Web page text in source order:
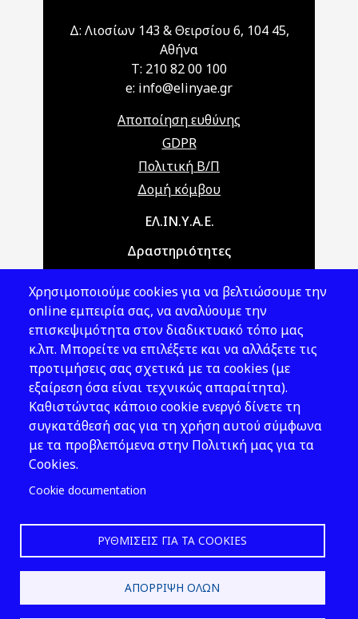
Δ: Λιοσίων 143 & Θειρσίου 6, 104 45,
Αθήνα
T: 210 82 00 100
e: info@elinyae.gr
Αποποίηση ευθύνης
GDPR
Πολιτική Β/Π
Δομή κόμβου
Main navigationΕΛ.ΙΝ.Υ.Α.Ε.
Δραστηριότητες
Νομοθεσία
Εκδόσεις
Νέα - Εκδηλώσεις
Ακολουθήστε μας
Χρησιμοποιούμε cookies για να βελτιώσουμε την
online εμπειρία σας, να αναλύουμε την
επισκεψιμότητα στον διαδικτυακό τόπο μας
κ.λπ. Μπορείτε να επιλέξετε και να αλλάξετε τις
προτιμήσεις σας σχετικά με τα cookies (με
εξαίρεση όσα είναι τεχνικώς απαραίτητα).
Καθιστώντας κάποιο cookie ενεργό δίνετε τη
συγκατάθεσή σας για τη χρήση αυτού σύμφωνα
με τα προβλεπόμενα στην Πολιτική μας για τα
Cookies.
Cookie documentation
ΡΥΘΜΊΣΕΙΣ ΓΙΑ ΤΑ COOKIES
ΑΠΌΡΡΙΨΗ ΌΛΩΝ
2026 © ΕΛ.ΙΝ.Υ.Α.Ε.
Design & Development by